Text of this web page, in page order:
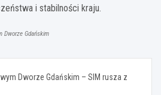
i stabilności kraju.
Dworze Gdańskim
Dworze Gdańskim – SIM rusza z